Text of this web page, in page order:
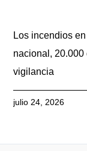
Los incendios
nacional,
vigilancia
julio 24, 2026